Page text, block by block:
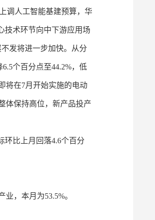
调人工智能基建预算，华
技术环节向中下游应用场
发将进一步加快。从分
个百分点至44.2%，低
将在7月开始实施的电动
体保持高位，新产品投产
环比上月回落4.6个百分
，本月为53.5%。